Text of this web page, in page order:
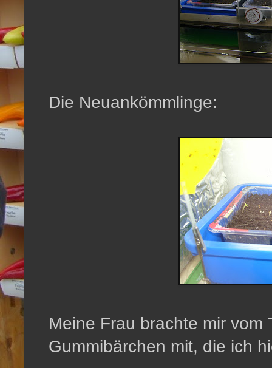
Die Neuankömmlinge:
Meine Frau brachte mir vom
Gummibärchen mit, die ich